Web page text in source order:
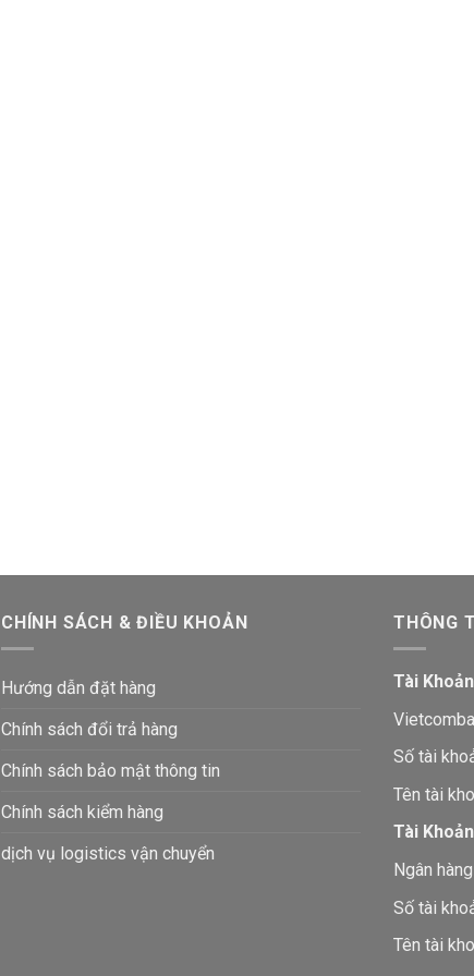
CHÍNH SÁCH & ĐIỀU KHOẢN
Hướng dẫn đặt hàng
Chính sách đổi trả hàng
Chính sách bảo mật thông tin
Chính sách kiểm hàng
dịch vụ logistics vận chuyển
THÔNG
Tài
Số tài
Tên tài
Tài
Ngân
Số tài
Tên tài